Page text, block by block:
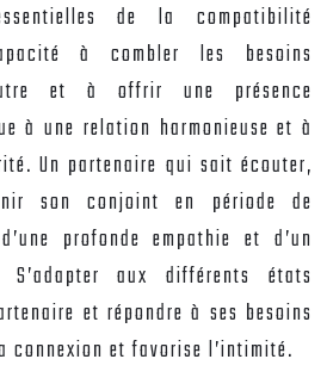
de la compatibilité
à combler les besoins
et à offrir une présence
à une relation harmonieuse et à
Un partenaire qui sait écouter,
son conjoint en période de
profonde empathie et d’un
aux différents états
et répondre à ses besoins
connexion et favorise l’intimité.